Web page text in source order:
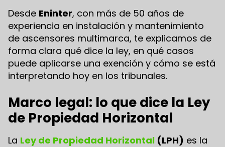
Desde Eninter, con más de 50 años de
experiencia en instalación y mantenimiento
de ascensores multimarca, te explicamos de
forma clara qué dice la ley, en qué casos
puede aplicarse una exención y cómo se está
interpretando hoy en los tribunales.
Marco legal: lo que dice la Ley
de Propiedad Horizontal
La Ley de Propiedad Horizontal (LPH) es la